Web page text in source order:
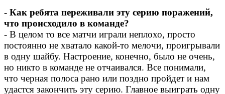
- Как ребята переживали эту серию поражений,
что происходило в команде?
- В целом то все матчи играли неплохо, просто
постоянно не хватало какой-то мелочи, проигрывали
в одну шайбу. Настроение, конечно, было не очень,
но никто в команде не отчаивался. Все понимали,
что черная полоса рано или поздно пройдет и нам
удастся закончить эту серию. Главное выиграть одну